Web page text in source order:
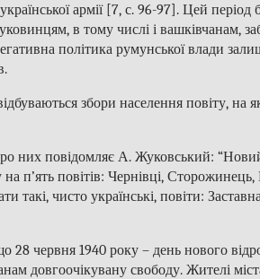
армії [7, с. 96-97]. Цей період
в тому числі і вашківчанам,
політика румунської влади
збори населення повіту, на
них повідомляє А. Жуковський:
п’ять повітів: Чернівці, Сторожинець,
чисто українські, повіти:
що 28 червня 1940 року – день нового
довгоочікувану свободу. Жителі